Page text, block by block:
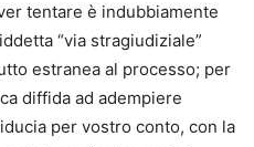
tentare è indubbiamente
“via stragiudiziale”
estranea al processo; per
diffida ad adempiere
per vostro conto, con la